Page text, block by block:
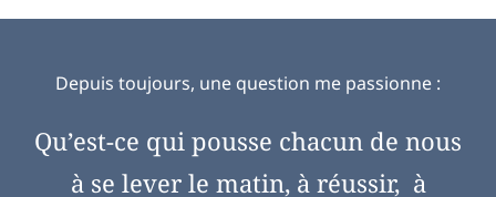
Depuis toujours, une question me passionne :
Qu’est-ce qui pousse chacun de nous
à se lever le matin, à réussir, à